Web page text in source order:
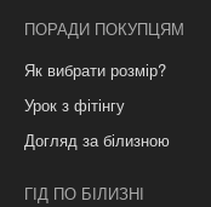
ПОРАДИ ПОКУПЦЯМ
Як вибрати розмір?
Урок з фітінгу
Догляд за білизною
ГІД ПО БІЛИЗНІ